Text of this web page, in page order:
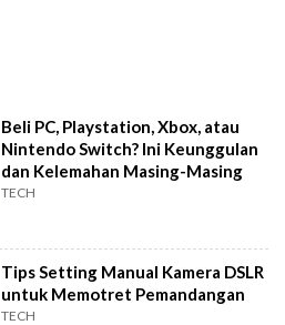
Beli PC, Playstation, Xbox, atau
Nintendo Switch? Ini Keunggulan
dan Kelemahan Masing-Masing
TECH
Tips Setting Manual Kamera DSLR
untuk Memotret Pemandangan
TECH